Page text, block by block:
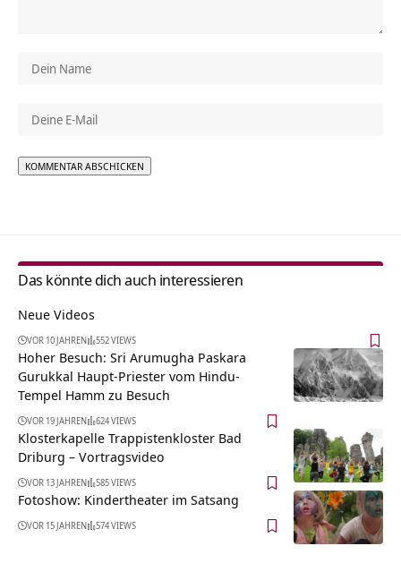
Das könnte dich auch interessieren
Neue Videos
VOR 10 JAHREN 552 VIEWS
Hoher Besuch: Sri Arumugha Paskara
Gurukkal Haupt-Priester vom Hindu-
Tempel Hamm zu Besuch
VOR 19 JAHREN 624 VIEWS
Klosterkapelle Trappistenkloster Bad
Driburg‏‎ – Vortragsvideo
VOR 13 JAHREN 585 VIEWS
Fotoshow: Kindertheater im Satsang
VOR 15 JAHREN 574 VIEWS